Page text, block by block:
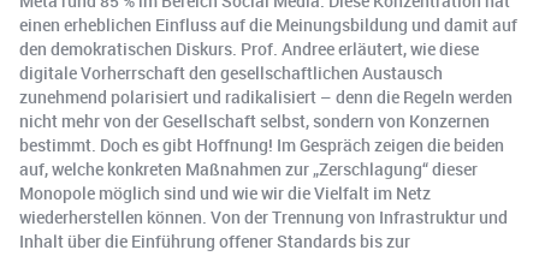
einen erheblichen Einfluss auf die Meinungsbildung und damit auf
den demokratischen Diskurs. Prof. Andree erläutert, wie diese
digitale Vorherrschaft den gesellschaftlichen Austausch
zunehmend polarisiert und radikalisiert – denn die Regeln werden
nicht mehr von der Gesellschaft selbst, sondern von Konzernen
bestimmt. Doch es gibt Hoffnung! Im Gespräch zeigen die beiden
auf, welche konkreten Maßnahmen zur „Zerschlagung“ dieser
Monopole möglich sind und wie wir die Vielfalt im Netz
wiederherstellen können. Von der Trennung von Infrastruktur und
Inhalt über die Einführung offener Standards bis zur